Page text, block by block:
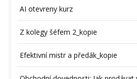
AI otevreny kurz
Z kolegy šéfem 2_kopie
Efektivní mistr a předák_kopie